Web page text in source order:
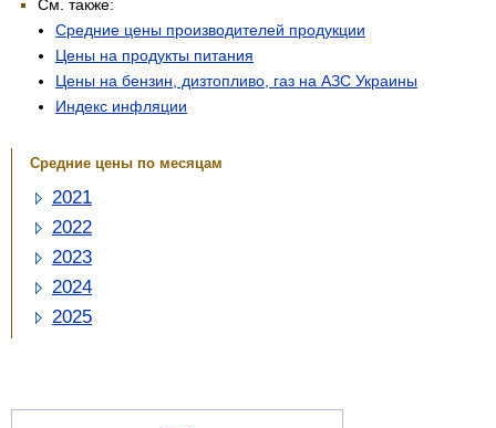
См. также:
Средние цены производителей продукции
Цены на продукты питания
Цены на бензин, дизтопливо, газ на АЗС Украины
Индекс инфляции
Средние цены по месяцам
2021
2022
2023
2024
2025